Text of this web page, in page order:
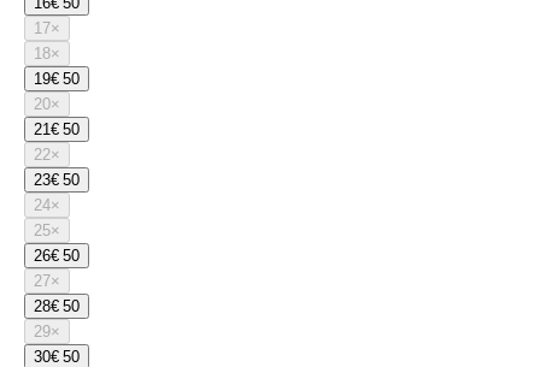
17×
18×
19€ 50
20×
21€ 50
22×
23€ 50
24×
25×
26€ 50
27×
28€ 50
29×
30€ 50